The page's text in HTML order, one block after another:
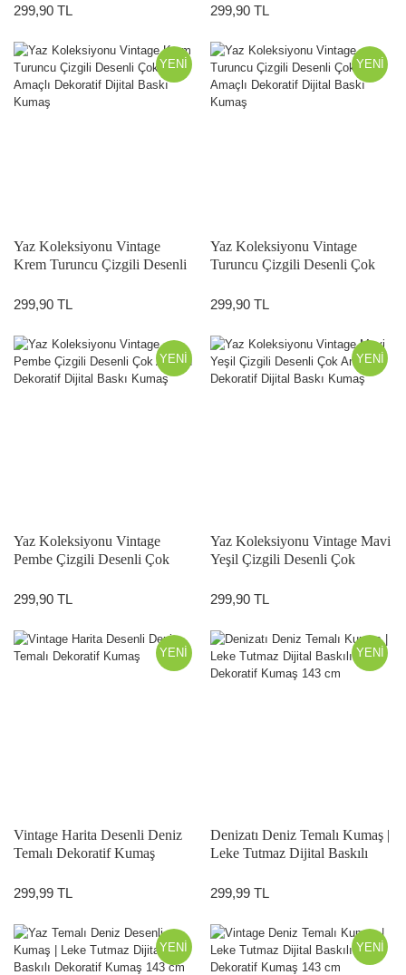
299,90 TL Kumaş
299,90 TL
YENİ
Yaz Koleksiyonu Vintage
Krem Turuncu Çizgili Desenli
Baskı Kumaş
299,90 TL
YENİ
Yaz Koleksiyonu Vintage
Turuncu Çizgili Desenli Çok
Kumaş
299,90 TL
YENİ
Yaz Koleksiyonu Vintage
Pembe Çizgili Desenli Çok
Kumaş
299,90 TL
YENİ
Yaz Koleksiyonu Vintage Mavi
Yeşil Çizgili Desenli Çok
Kumaş
299,90 TL
YENİ
Vintage Harita Desenli Deniz
Temalı Dekoratif Kumaş
299,99 TL
YENİ
Denizatı Deniz Temalı Kumaş |
Leke Tutmaz Dijital Baskılı
299,99 TL
YENİ YENİ